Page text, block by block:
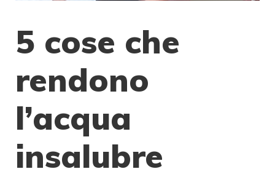
5 cose che
rendono
l’acqua
insalubre